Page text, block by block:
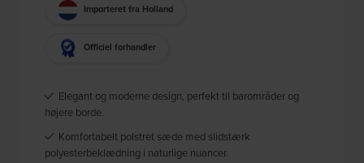
Importeret fra Holland
Officiel forhandler
Elegant og moderne design, perfekt til barområder og
højere borde.
Komfortabelt polstret sæde med slidstærk
polyesterbeklædning i naturlige nuancer.